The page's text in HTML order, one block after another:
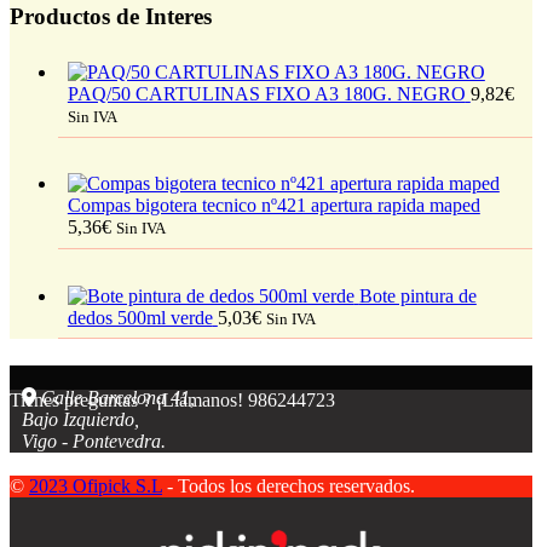
Productos de Interes
PAQ/50 CARTULINAS FIXO A3 180G. NEGRO 9,82€
Sin IVA
Compas bigotera tecnico nº421 apertura rapida maped
5,36€ Sin IVA
Bote pintura de
dedos 500ml verde 5,03€ Sin IVA
Tienes preguntas ? ¡Llámanos! 986244723
Calle Barcelona 41,
Bajo Izquierdo,
Vigo - Pontevedra.
© 2023 Ofipick S.L - Todos los derechos reservados.